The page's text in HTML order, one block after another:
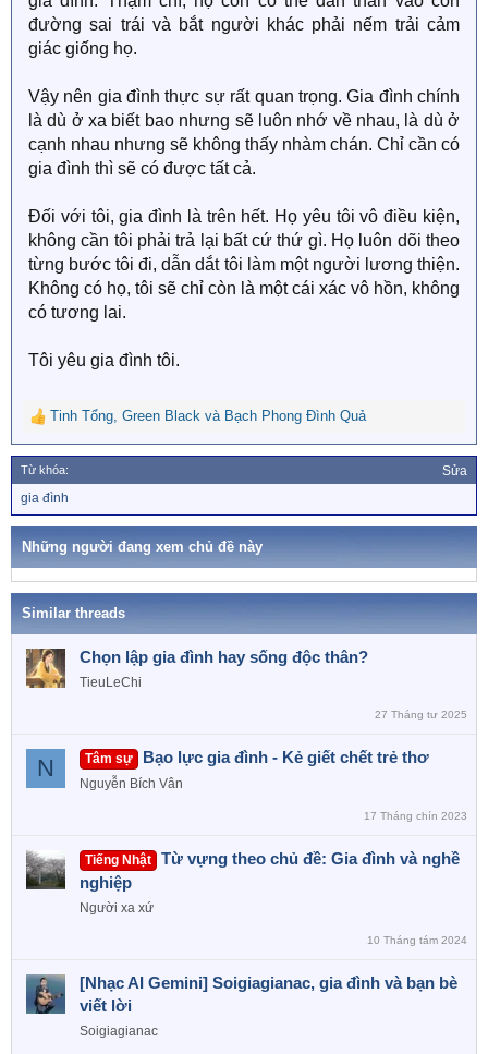
đường sai trái và bắt người khác phải nếm trải cảm
giác giống họ.
Vậy nên gia đình thực sự rất quan trọng. Gia đình chính
là dù ở xa biết bao nhưng sẽ luôn nhớ về nhau, là dù ở
cạnh nhau nhưng sẽ không thấy nhàm chán. Chỉ cần có
gia đình thì sẽ có được tất cả.
Đối với tôi, gia đình là trên hết. Họ yêu tôi vô điều kiện,
không cần tôi phải trả lại bất cứ thứ gì. Họ luôn dõi theo
từng bước tôi đi, dẫn dắt tôi làm một người lương thiện.
Không có họ, tôi sẽ chỉ còn là một cái xác vô hồn, không
có tương lai.
Tôi yêu gia đình tôi.
R
e
a
c
t
o
s
Tinh Tổng, Green Black và Bạch Phong Đình Quả
Từ khóa: Sửa
ừ
k
gia đình
Những người đang xem chủ đề này
Similar threads
Chọn lập gia đình hay sống độc thân?
TieuLeChi
27 Tháng tư 2025
N Tâm sự Bạo lực gia đình - Kẻ giết chết trẻ thơ
Nguyễn Bích Vân
17 Tháng chín 2023
Tiếng Nhật
Từ vựng theo chủ đề: Gia đình và nghề
nghiệp
Người xa xứ
10 Tháng tám 2024
[Nhạc AI Gemini] Soigiagianac, gia đình và bạn bè
viết lời
Soigiagianac